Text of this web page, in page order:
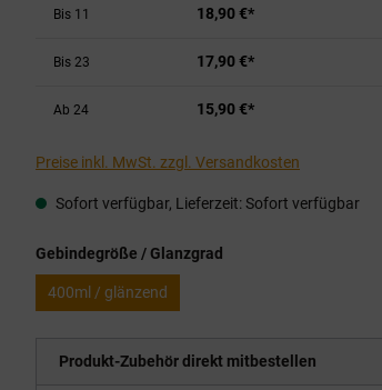
Bis 11 18,90 €*
Bis 23 17,90 €*
Ab 24 15,90 €*
Preise inkl. MwSt. zzgl. Versandkosten
Sofort verfügbar, Lieferzeit: Sofort verfügbar
Gebindegröße / Glanzgrad
400ml / glänzend
Produkt-Zubehör direkt mitbestellen